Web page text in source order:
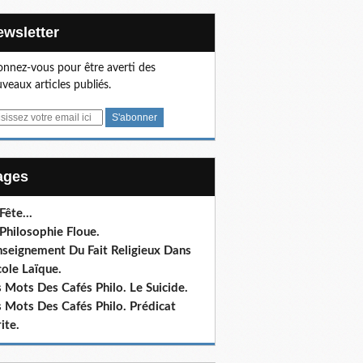
vous pour être averti des
articles publiés.
Floue.
Du Fait Religieux Dans
Laïque.
Mots Des Cafés Philo. Le Suicide.
Mots Des Cafés Philo. Prédicat